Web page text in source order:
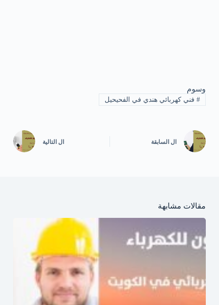
وسوم
#فني كهربائي هندي في الفحيحيل
ال السابقة ال التالية
مقالات مشابهة